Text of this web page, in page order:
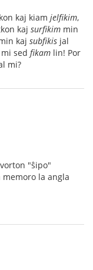
kaj kiam jelfikim,
kaj surfikim min
kaj subfikis jal
sed fikam lin! Por
mi?
"ŝipo"
la angla